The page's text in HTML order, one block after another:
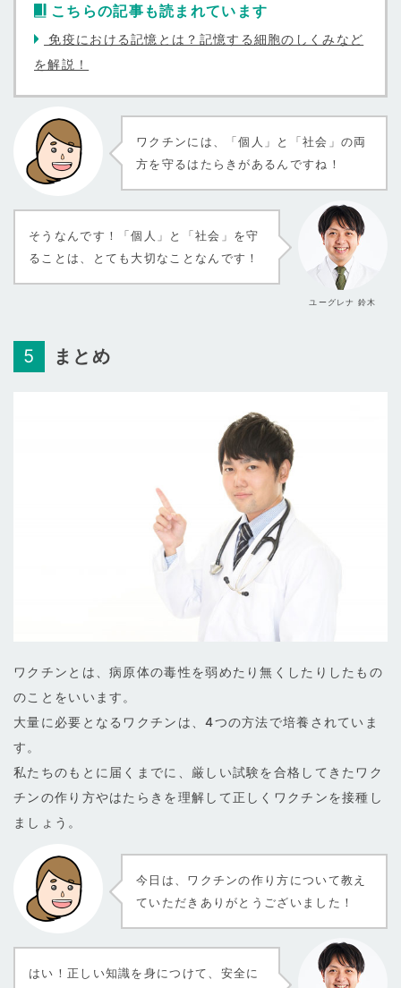
こちらの記事も読まれています
免疫における記憶とは？記憶する細胞のしくみなど
を解説！
ワクチンには、「個人」と「社会」の両
方を守るはたらきがあるんですね！
ユーグレナ 鈴木
そうなんです！「個人」と「社会」を守
ることは、とても大切なことなんです！
まとめ
ワクチンとは、病原体の毒性を弱めたり無くしたりしたもの
のことをいいます。
大量に必要となるワクチンは、4つの方法で培養されていま
す。
私たちのもとに届くまでに、厳しい試験を合格してきたワク
チンの作り方やはたらきを理解して正しくワクチンを接種し
ましょう。
今日は、ワクチンの作り方について教え
ていただきありがとうございました！
はい！正しい知識を身につけて、安全に